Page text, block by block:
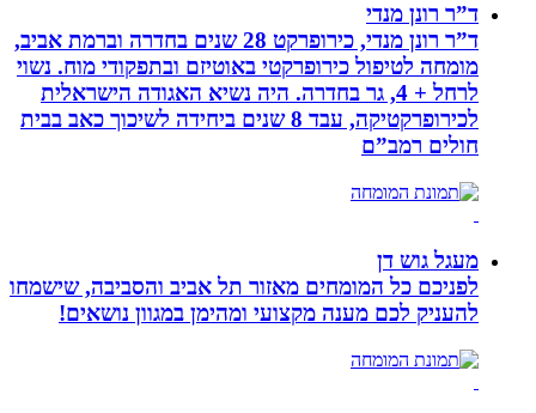
ד”ר רונן מנדי
ד”ר רונן מנדי, כירופרקט 28 שנים בחדרה וברמת אביב,
מומחה לטיפול כירופרקטי באוטיזם ובתפקודי מוח. נשוי
לרחל + 4, גר בחדרה. היה נשיא האגודה הישראלית
לכירופרקטיקה, עבד 8 שנים ביחידה לשיכוך כאב בבית
חולים רמב”ם
מעגל גוש דן
לפניכם כל המומחים מאזור תל אביב והסביבה, שישמחו
להעניק לכם מענה מקצועי ומהימן במגוון נושאים!